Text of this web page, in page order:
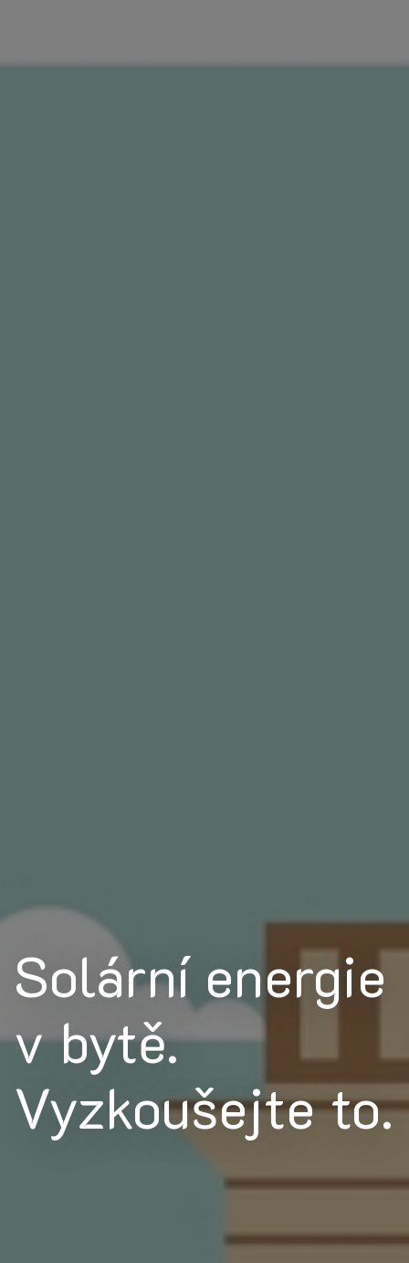
Solární energie
v bytě.
Vyzkoušejte to.